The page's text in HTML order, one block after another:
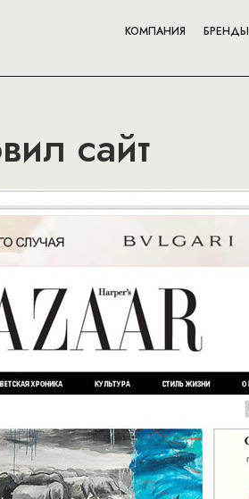
КОМПАНИЯ БРЕНДЫ
сайт